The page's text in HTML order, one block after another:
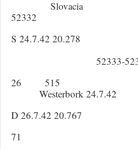
Slovacia
52332
S 24.7.42 20.278
div.
52333-
26
Westerbork 24.7.42
D 26.7.42 20.767
71